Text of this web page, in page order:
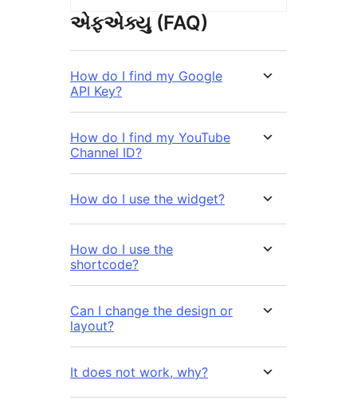
એફએક્યુ (FAQ)
How do I find my Google
API Key?
How do I find my YouTube
Channel ID?
How do I use the widget?
How do I use the
shortcode?
Can I change the design or
layout?
It does not work, why?